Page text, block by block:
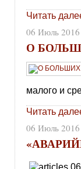
Читать
06 Июль 2016
О
малого и
Читать
06 Июль 2016